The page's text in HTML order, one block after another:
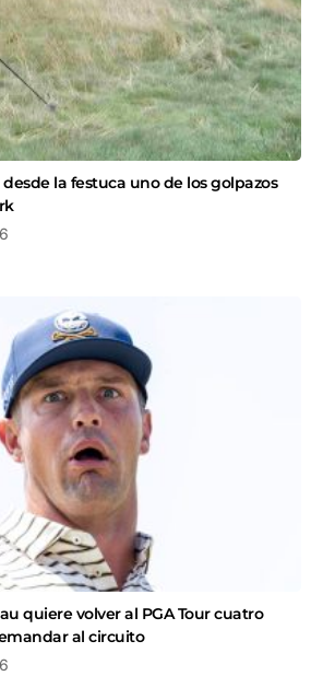
la festuca uno de los golpazos
quiere volver al PGA Tour cuatro
al circuito